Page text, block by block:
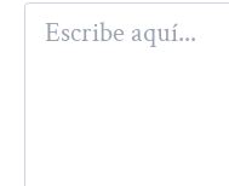
Escribe
aquí...